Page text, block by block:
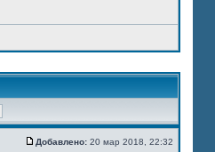
Добавлено: 20 мар 2018, 22:32